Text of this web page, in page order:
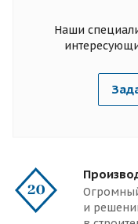
Наши
и